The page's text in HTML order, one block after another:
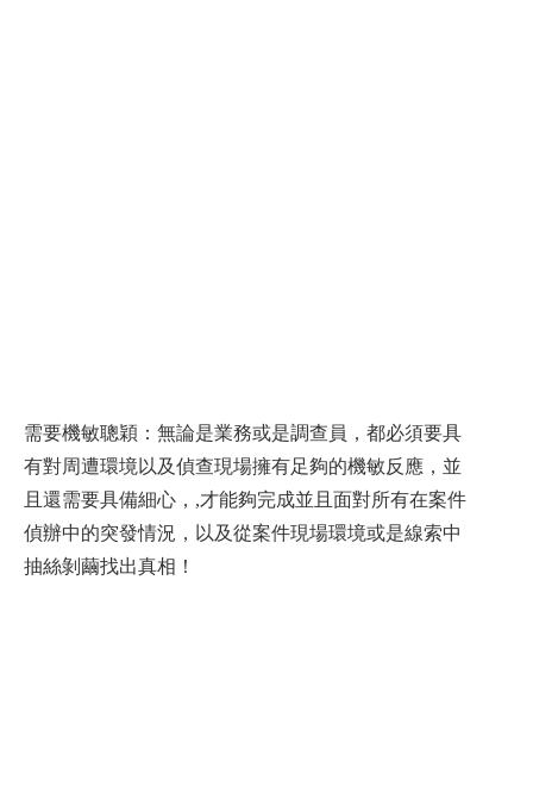
需要機敏聰穎：無論是業務或是調查員，都必須要具
有對周遭環境以及偵查現場擁有足夠的機敏反應，並
且還需要具備細心，,才能夠完成並且面對所有在案件
偵辦中的突發情況，以及從案件現場環境或是線索中
抽絲剝繭找出真相！